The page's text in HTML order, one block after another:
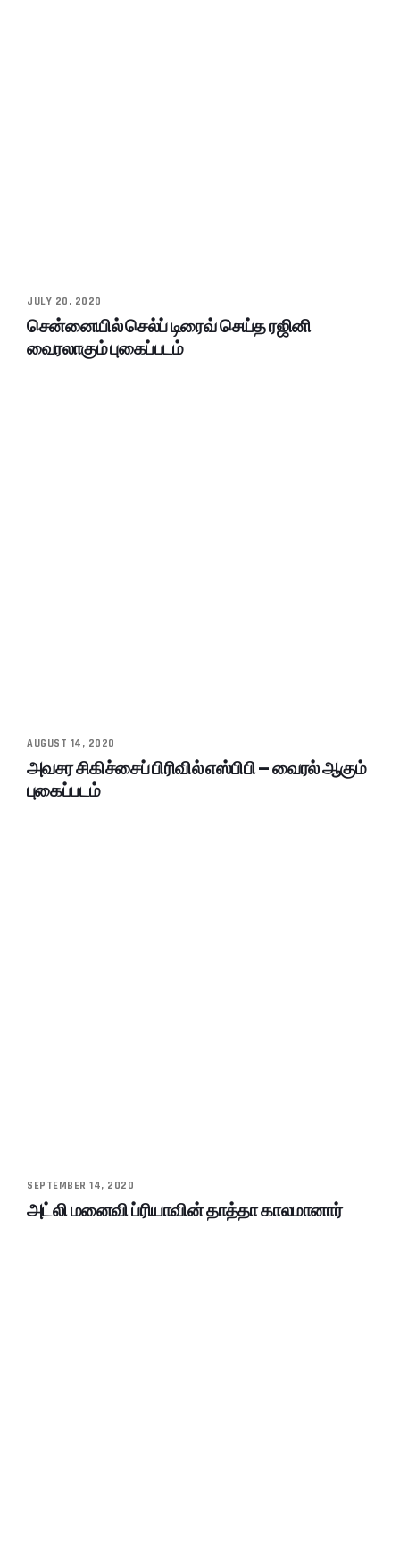
JULY 20, 2020
சென்னையில் செல்ப் டிரைவ் செய்த ரஜினி
வைரலாகும் புகைப்படம்
AUGUST 14, 2020
அவசர சிகிச்சைப் பிரிவில் எஸ்பிபி – வைரல் ஆகும்
புகைப்படம்
SEPTEMBER 14, 2020
அட்லி மனைவி ப்ரியாவின் தாத்தா காலமானார்